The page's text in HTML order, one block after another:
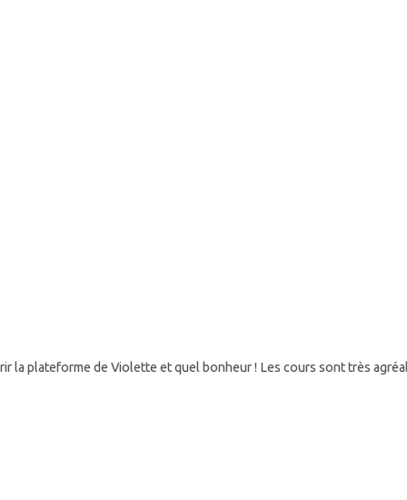
et quel bonheur ! Les cours sont très agréables, la voix de